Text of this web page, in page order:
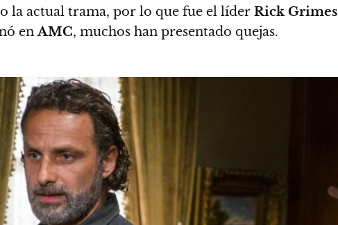
la actual trama, por lo que fue el líder Rick Grimes
enAMC, muchos han presentado quejas.